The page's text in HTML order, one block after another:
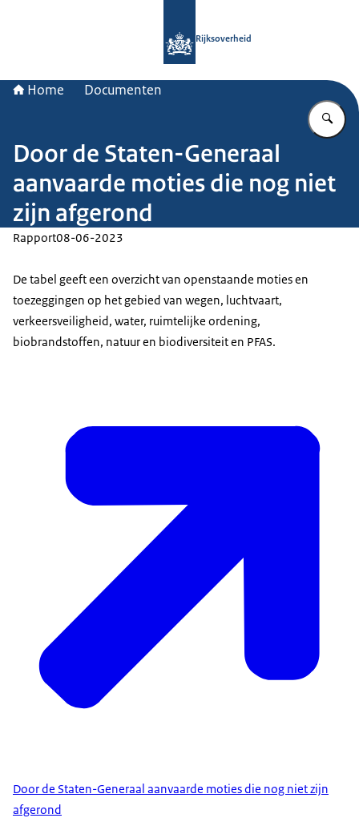
Rijksoverheid
Home Documenten
Door de Staten-Generaal
aanvaarde moties die nog niet
zijn afgerond
Rapport08-06-2023
De tabel geeft een overzicht van openstaande moties en
toezeggingen op het gebied van wegen, luchtvaart,
verkeersveiligheid, water, ruimtelijke ordening,
biobrandstoffen, natuur en biodiversiteit en PFAS.
Door de Staten-Generaal aanvaarde moties die nog niet zijn
afgerond